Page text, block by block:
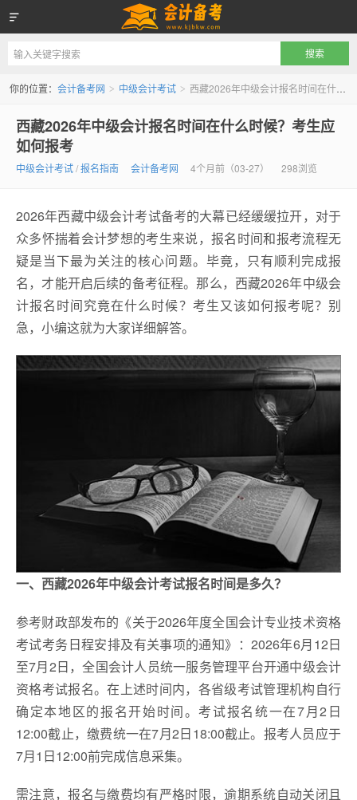
会计备考网
你的位置： 会计备考网 > 中级会计考试 > 西藏2026年中级会计报名时间在什么时候？考生应如何报考
西藏2026年中级会计报名时间在什么时候？考生应
如何报考
中级会计考试/报名指南 会计备考网 4个月前（03-27） 298浏览
2026年西藏中级会计考试备考的大幕已经缓缓拉开，对于
众多怀揣着会计梦想的考生来说，报名时间和报考流程无
疑是当下最为关注的核心问题。毕竟，只有顺利完成报
名，才能开启后续的备考征程。那么，西藏2026年中级会
计报名时间究竟在什么时候？考生又该如何报考呢？别
急，小编这就为大家详细解答。
一、西藏2026年中级会计考试报名时间是多久？
参考财政部发布的《关于2026年度全国会计专业技术资格
考试考务日程安排及有关事项的通知》：2026年6月12日
至7月2日，全国会计人员统一服务管理平台开通中级会计
资格考试报名。在上述时间内，各省级考试管理机构自行
确定本地区的报名开始时间。考试报名统一在7月2日
12:00截止，缴费统一在7月2日18:00截止。报考人员应于
7月1日12:00前完成信息采集。
需注意，报名与缴费均有严格时限，逾期系统自动关闭且